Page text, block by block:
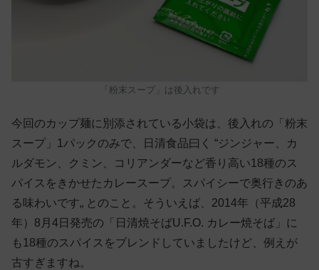
「粉末スープ」は後入れです
今回のカップ麺に別添されている小袋は、後入れの「粉末
スープ」1パックのみで、日清食品曰く “ジンジャー、カ
ルダモン、クミン、コリアンダーなど香り高い18種のス
パイスをきかせたカレースープ。スパイシーで奥行きのあ
る味わいです„ とのこと。そういえば、2014年（平成28
年）8月4日発売の「日清焼そばU.F.O. カレー焼そば」に
も18種のスパイスをブレンドしていましたけど、例えが
古すぎますね。